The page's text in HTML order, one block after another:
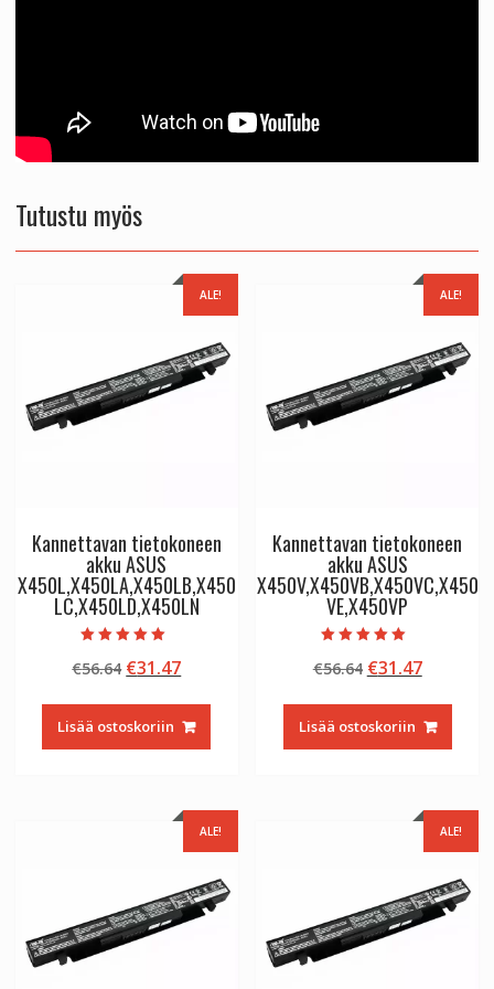
Tutustu myös
ALE!
Kannettavan tietokoneen
akku ASUS
X450L,X450LA,X450LB,X450
LC,X450LD,X450LN
tuotteesta:
5.00
€56.64 Alkuperäinen
oli:
€56.64.
€31.47Nykyinen
on:
€31.47.
Lisää ostoskoriin
ALE!
Kannettavan tietokoneen
akku ASUS
X450V,X450VB,X450VC,X450
VE,X450VP
tuotteesta:
5.00
€56.64 Alkuperäinen
oli:
€56.64.
€31.47
on:
€31.47.
Lisää ostoskoriin
ALE! ALE!